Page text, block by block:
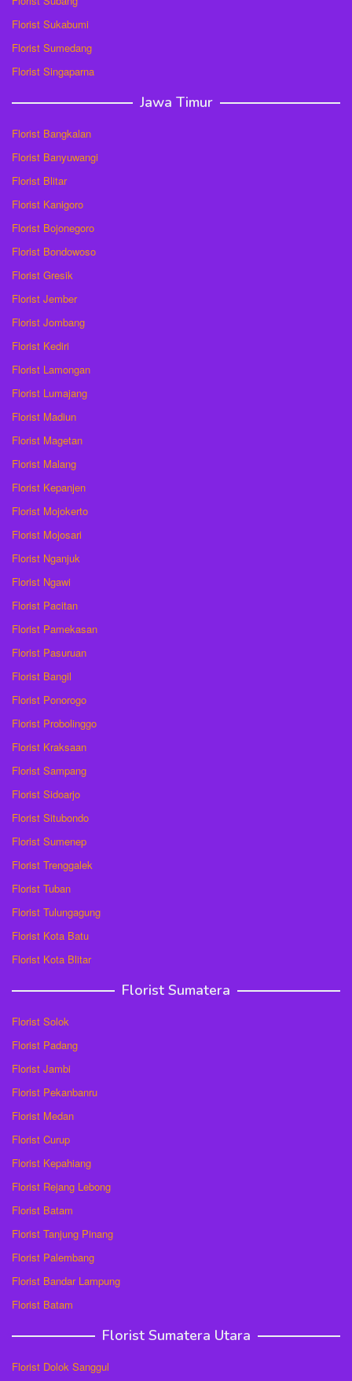
Florist Sukabumi
Florist Sumedang
Florist Singaparna
Jawa Timur
Florist Bangkalan
Florist Banyuwangi
Florist Blitar
Florist Kanigoro
Florist Bojonegoro
Florist Bondowoso
Florist Gresik
Florist Jember
Florist Jombang
Florist Kediri
Florist Lamongan
Florist Lumajang
Florist Madiun
Florist Magetan
Florist Malang
Florist Kepanjen
Florist Mojokerto
Florist Mojosari
Florist Nganjuk
Florist Ngawi
Florist Pacitan
Florist Pamekasan
Florist Pasuruan
Florist Bangil
Florist Ponorogo
Florist Probolinggo
Florist Kraksaan
Florist Sampang
Florist Sidoarjo
Florist Situbondo
Florist Sumenep
Florist Trenggalek
Florist Tuban
Florist Tulungagung
Florist Kota Batu
Florist Kota Blitar
Florist Sumatera
Florist Solok
Florist Padang
Florist Jambi
Florist Pekanbanru
Florist Medan
Florist Curup
Florist Kepahiang
Florist Rejang Lebong
Florist Batam
Florist Tanjung Pinang
Florist Palembang
Florist Bandar Lampung
Florist Batam
Florist Sumatera Utara
Florist Dolok Sanggul